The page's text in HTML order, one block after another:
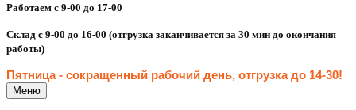
Работаем с 9-00 до 17-00
Склад с 9-00 до 16-00 (отгрузка заканчивается за 30 мин до окончания
работы)
Пятница - сокращенный рабочий день, отгрузка до 14-30!
Меню